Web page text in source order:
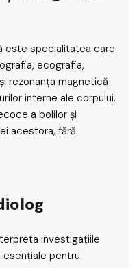
este specialitatea care
ecografia,
rezonanța magnetică
interne ale corpului.
a bolilor și
acestora, fără
investigațiile
pentru